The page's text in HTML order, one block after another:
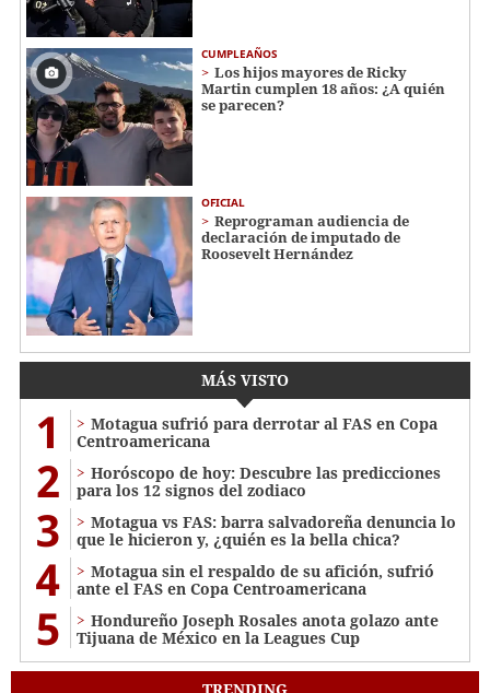
CUMPLEAÑOS
Los hijos mayores de Ricky
Martin cumplen 18 años: ¿A quién
se parecen?
OFICIAL
Reprograman audiencia de
declaración de imputado de
Roosevelt Hernández
MÁS VISTO
1
Motagua sufrió para derrotar al FAS en Copa
Centroamericana
2
Horóscopo de hoy: Descubre las predicciones
para los 12 signos del zodiaco
3
Motagua vs FAS: barra salvadoreña denuncia lo
que le hicieron y, ¿quién es la bella chica?
4
Motagua sin el respaldo de su afición, sufrió
ante el FAS en Copa Centroamericana
5
Hondureño Joseph Rosales anota golazo ante
Tijuana de México en la Leagues Cup